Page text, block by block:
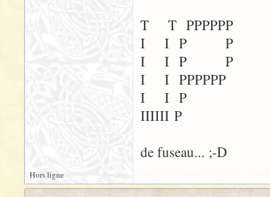
T T PPPPPP
I I P P
I I P P
I I PPPPPP
I I P
IIIIII P
de fuseau... ;-D
Hors ligne